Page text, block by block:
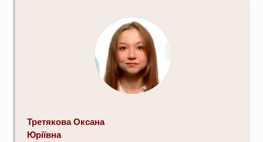
Третякова Оксана
Юріївна